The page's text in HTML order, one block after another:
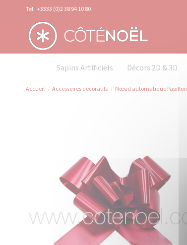
Tel : +3333 (0)2 38 94 10 80
Sapins Artificiels Décors 2D & 3D
Accueil Accessoires décoratifs Nœud automatique Papillon